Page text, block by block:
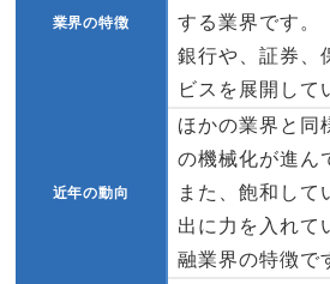
業界の特徴
する業界です。
銀行や、証券、
ビスを展開して
近年の動向
ほかの業界と同
の機械化が進ん
また、飽和して
出に力を入れて
融業界の特徴で